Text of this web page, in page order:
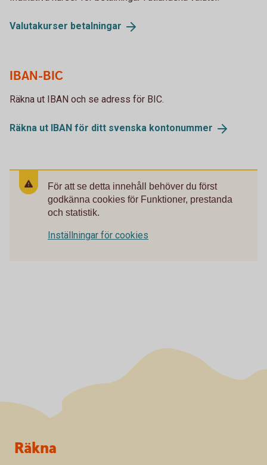
Valutakurser betalningar
IBAN-BIC
Räkna ut IBAN och se adress för BIC.
Räkna ut IBAN för ditt svenska kontonummer
För att se detta innehåll behöver du först
godkänna cookies för Funktioner, prestanda
och statistik.
Inställningar för cookies
Sidfot
Räkna